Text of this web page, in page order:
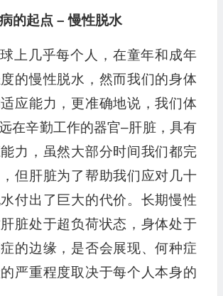
的起点 – 慢性脱水
上几乎每个人，在童年和成年
的慢性脱水，然而我们的身体
应能力，更准确地说，我们体
在辛勤工作的器官–肝脏，具有
力，虽然大部分时间我们都完
但肝脏为了帮助我们应对几十
付出了巨大的代价。长期慢性
脏处于超负荷状态，身体处于
的边缘，是否会展现、何种症
严重程度取决于每个人本身的